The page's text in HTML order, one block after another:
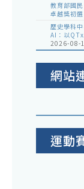
教育部國
卓越獎初
歷史學科
AI：以
2026-08-
網站
運動